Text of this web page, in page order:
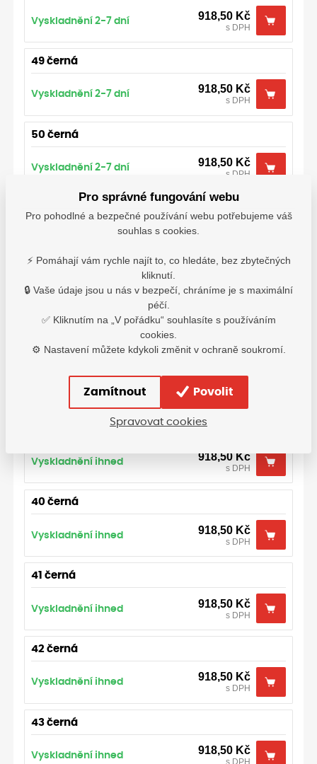
Vyskladnění 2-7 dní 918,50 Kč
s DPH
49 černá
Vyskladnění 2-7 dní 918,50 Kč
s DPH
50 černá
Vyskladnění 2-7 dní 918,50 Kč
s DPH
918,50
Vyskladnění 2-7 dní
s DPH
38 černá
Vyskladnění ihned
s DPH
Vyskladnění ihned 918,50Kč
s DPH
40 černá
Vyskladnění ihned 918,50 Kč
s DPH
41 černá
Vyskladnění ihned 918,50 Kč
s DPH
42 černá
Vyskladnění ihned 918,50 Kč
s DPH
43 černá
Vyskladnění ihned 918,50 Kč
Pro správné fungování webu
Pro pohodlné a bezpečné používání webu potřebujeme váš
souhlas s cookies.
⚡ Pomáhají vám rychle najít to, co hledáte, bez zbytečných
kliknutí.
🔒 Vaše údaje jsou u nás v bezpečí, chráníme je s maximální
péčí.
✅ Kliknutím na „V pořádku“ souhlasíte s používáním
cookies.
⚙️ Nastavení můžete kdykoli změnit v ochraně soukromí.
Zamítnout Povolit
Spravovat cookies